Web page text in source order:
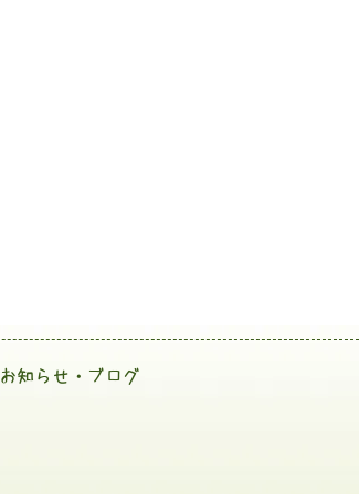
お知らせ・ブログ